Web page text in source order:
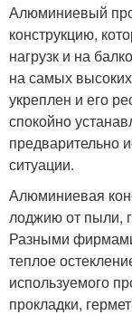
Алюминиевый
конструкцию,
нагрузк и на
на самых
укреплен и его
спокойно
предварительно
ситуации.
Алюминиевая
лоджию от пыли,
Разными фирмами
теплое
используемого
прокладки,